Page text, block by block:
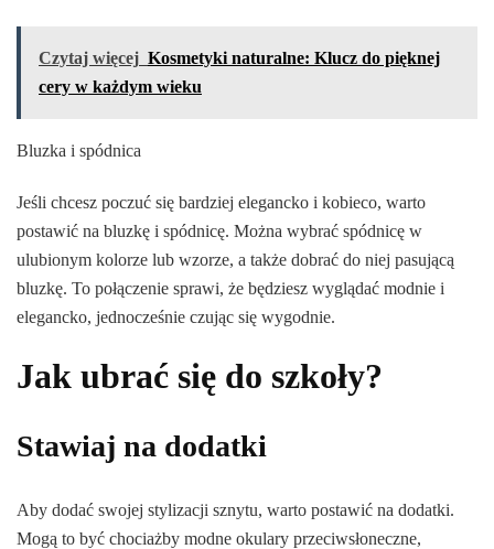
Czytaj więcej Kosmetyki naturalne: Klucz do pięknej
cery w każdym wieku
Bluzka i spódnica
Jeśli chcesz poczuć się bardziej elegancko i kobieco, warto
postawić na bluzkę i spódnicę. Można wybrać spódnicę w
ulubionym kolorze lub wzorze, a także dobrać do niej pasującą
bluzkę. To połączenie sprawi, że będziesz wyglądać modnie i
elegancko, jednocześnie czując się wygodnie.
Jak ubrać się do szkoły?
Stawiaj na dodatki
Aby dodać swojej stylizacji sznytu, warto postawić na dodatki.
Mogą to być chociażby modne okulary przeciwsłoneczne,